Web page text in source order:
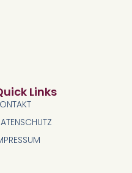
Links